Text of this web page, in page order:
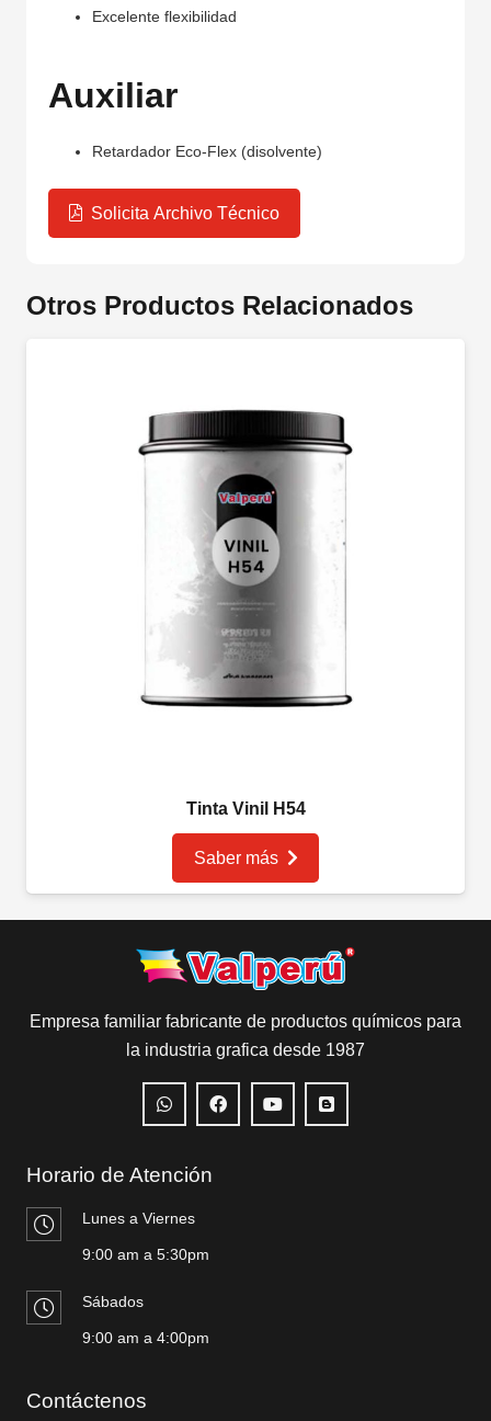
Excelente flexibilidad
Auxiliar
Retardador Eco-Flex (disolvente)
Solicita Archivo Técnico
Otros Productos Relacionados
Tinta Vinil H54
Saber más
Empresa familiar fabricante de productos químicos para
la industria grafica desde 1987
Horario de Atención
Lunes a Viernes
9:00 am a 5:30pm
Sábados
9:00 am a 4:00pm
Contáctenos